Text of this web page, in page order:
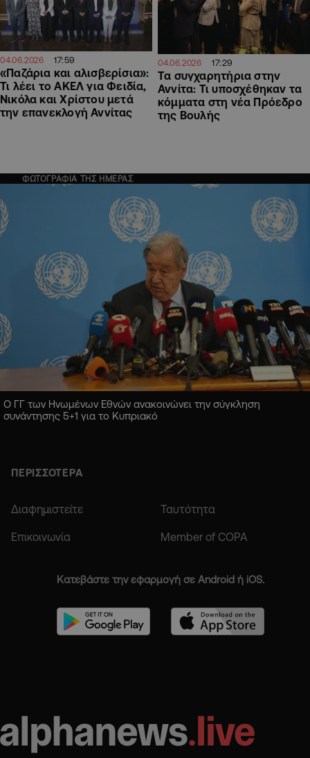
04.06.2026 17:59
«Παζάρια και αλισβερίσια»:
Τι λέει το ΑΚΕΛ για Φειδία,
Νικόλα και Χρίστου μετά
την επανεκλογή Αννίτας
04.06.2026 17:29
Τα συγχαρητήρια στην
Αννίτα: Τι υποσχέθηκαν τα
κόμματα στη νέα Πρόεδρο
της Βουλής
ΦΩΤΟΓΡΑΦΙΑ ΤΗΣ ΗΜΕΡΑΣ
Ο ΓΓ των Ηνωμένων Εθνών ανακοινώνει την σύγκληση
συνάντησης 5+1 για το Κυπριακό
ΠΕΡΙΣΣΟΤΕΡΑ
Διαφημιστείτε Ταυτότητα
Επικοινωνία Member of COPA
Κατεβάστε την εφαρμογή σε Android ή iOS.